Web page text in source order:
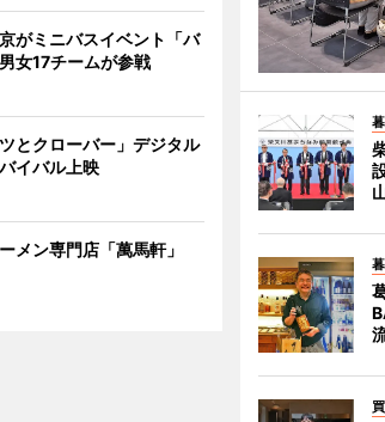
がミニバスイベント「バ
女17チームが参戦
とクローバー」デジタル
イバル上映
メン専門店「萬馬軒」